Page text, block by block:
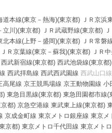
道本線(東京－熱海)(東京都) ＪＲ京浜
立川)(東京都) ＪＲ武蔵野線(東京都)
北本線(上野－盛岡)(東京都) ＪＲ常磐
ＪＲ京葉線(東京－蘇我)(東京都) ＪＲ
西武新宿線(東京都) 西武池袋線(東京都)
西武拝島線 西武西武園線 西武山口
高尾線 京王競馬場線 京王動物園線 小
) 東急目黒線(東京都) 東急田園都市線(
都) 京急空港線 東武東上線(東京都)
京成金町線 東京メトロ銀座線 東京メ
京都) 東京メトロ千代田線 東京メト